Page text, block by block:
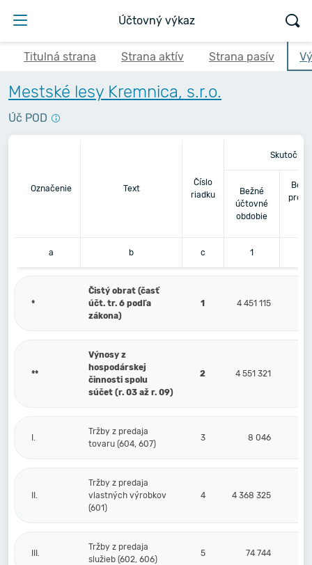
Účtovný výkaz
Titulná strana Strana aktív Strana pasív
Mestské lesy Kremnica, s.r.o.
Úč POD
Označenie Text
Číslo
riadku
Bežné
účtovné
obdobie
a b c 1
*
Čistý obrat (časť
účt. tr. 6 podľa
zákona)
1 4 451 115
**
Výnosy z
hospodárskej
činnosti spolu
súčet (r. 03 až r. 09)
2 4 551 321
I.
Tržby z predaja
tovaru (604, 607)
3 8 046
II.
Tržby z predaja
vlastných výrobkov
(601)
4 4 368 325
III.
Tržby z predaja
služieb (602, 606)
5 74 744